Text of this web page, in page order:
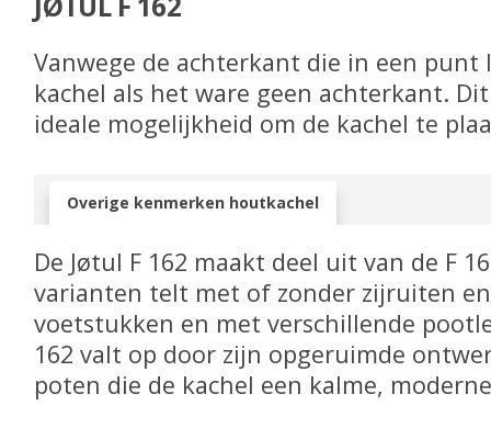
Vanwege de achterkant die in een
kachel als het ware geen achterkant.
ideale mogelijkheid om de kachel te
Overige kenmerken houtkachel
De Jøtul F 162 maakt deel uit van de F
varianten telt met of zonder zijruiten
voetstukken en met verschillende
162 valt op door zijn opgeruimde
poten die de kachel een kalme,